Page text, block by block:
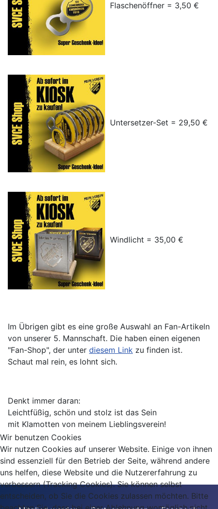
Flaschenöffner = 3,50 €
Untersetzer-Set = 29,50 €
Windlicht = 35,00 €
Im Übrigen gibt es eine große Auswahl an Fan-Artikeln
von unserer 5. Mannschaft. Die haben einen eigenen
"Fan-Shop", der unter diesem Link zu finden ist.
Schaut mal rein, es lohnt sich.
Denkt immer daran:
Leichtfüßig, schön und stolz ist das Sein
mit Klamotten von meinem Lieblingsverein!
Wir benutzen Cookies
Wir nutzen Cookies auf unserer Website. Einige von ihnen
sind essenziell für den Betrieb der Seite, während andere
uns helfen, diese Website und die Nutzererfahrung zu
verbessern (Tracking Cookies). Sie können selbst
entscheiden, ob Sie die Cookies zulassen möchten. Bitte